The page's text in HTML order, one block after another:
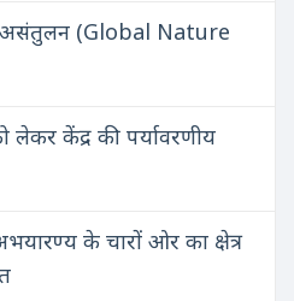
असंतुलन (Global Nature
लेकर केंद्र की पर्यावरणीय
के चारों ओर का क्षेत्र